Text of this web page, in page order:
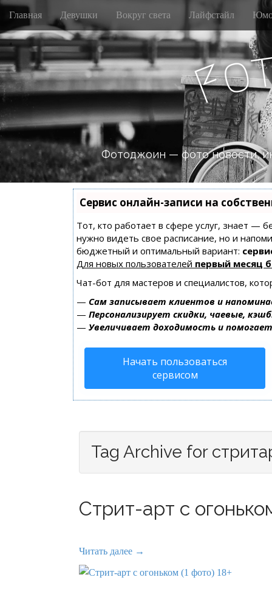
M
i
n
m
e
n
u
S
i
p
t
o
c
o
n
t
e
Главная Девушки Вокруг света Лайфстайл
Fo
Фотоджоин — фото новости,
Сервис онлайн-записи на
Тот, кто работает в сфере услуг, знает —
нужно видеть свое расписание, но и
бюджетный и оптимальный вариант:
Для новых пользователей первый месяц
Чат-бот для мастеров и специалистов,
— Сам записывает клиентов и
— Персонализирует скидки, чаевые,
— Увеличивает доходимость и
Начать пользоваться
сервисом
Tag Archive for
Стрит-арт с
Читать далее →